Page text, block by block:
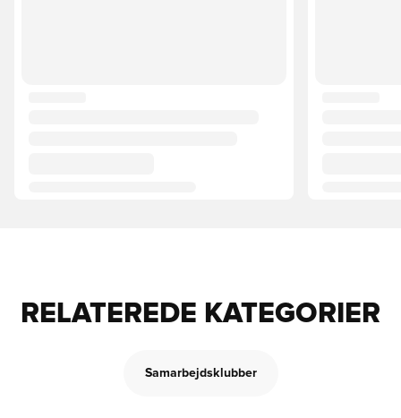
RELATEREDE KATEGORIER
Samarbejdsklubber